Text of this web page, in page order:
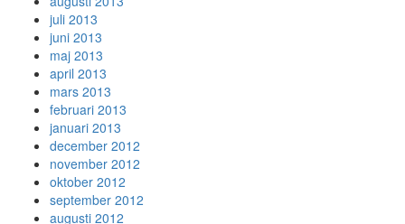
juli 2013
juni 2013
maj 2013
april 2013
mars 2013
februari 2013
januari 2013
december 2012
november 2012
oktober 2012
september 2012
augusti 2012